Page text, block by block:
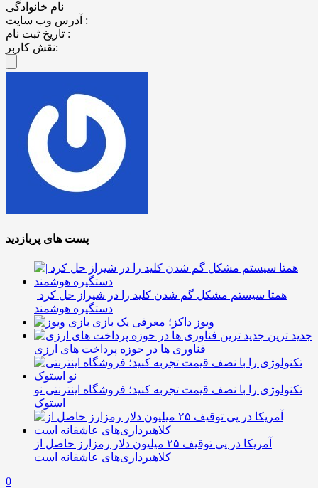
نام خانوادگی
آدرس وب سایت :
تاریخ ثبت نام :
نقش کاربر:
پست های پربازدید
همتا سیستم مشکل گم شدن کلید را در شیراز حل کرد |
دستگیره هوشمند
ویوز داکز؛ معرفی یک بازی
جدید ترین
فناوری ها در حوزه پرداخت های ارزی
تکنولوژی را با نصف قیمت تجربه کنید؛ فروشگاه اینترنتی نو
استوک
آمریکا در پی توقیف ۲۵ میلیون دلار رمزارز حاصل از
کلاهبرداری‌های عاشقانه است
0